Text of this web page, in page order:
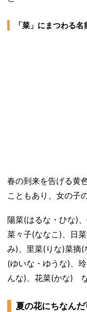
「菜」にまつわる名
春の到来を告げる黄
こともあり、女の子
陽菜(はるな・ひな)
菜々子(ななこ)、日
み)、里菜(りな)菜摘
(ゆいな・ゆうな)、
んな)、花菜(かな)
夏の花にちなん